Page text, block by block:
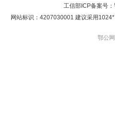
工信部ICP备案号：
网站标识：4207030001 建议采用
鄂公